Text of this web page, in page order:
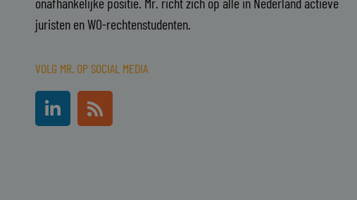
juristen en WO-rechtenstudenten.
VOLG MR. OP SOCIAL MEDIA
i
R
s